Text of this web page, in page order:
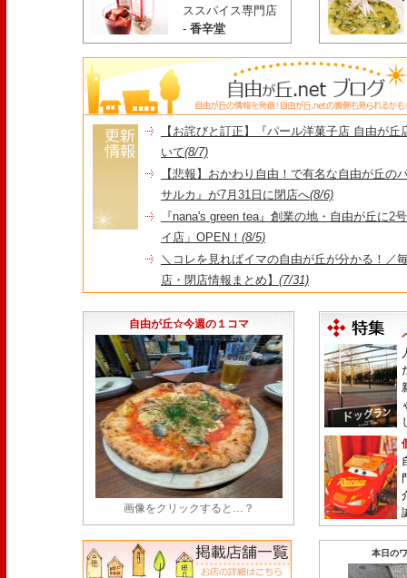
ススパイス専門店
- 香辛堂
【お詫びと訂正】『パール洋菓子店 自由が
いて(8/7)
【悲報】おかわり自由！で有名な自由が丘の
サルカ』が7月31日に閉店へ(8/6)
『nana's green tea』創業の地・自由が丘に2
イ店」OPEN！ (8/5)
＼コレを見ればイマの自由が丘が分かる！／
店・閉店情報まとめ】 (7/31)
永久パス配布も！
自由が丘☆今週の１コマ
画像をクリックすると…？
本日の